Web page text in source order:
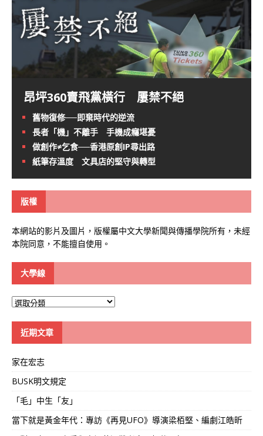
昂坪360賣飛黨橫行 屢禁不絕
舊物復修──即棄時代的逆流
長者「機」不離手 手機成癮堪憂
做創作≠乞食──香港原創IP尋出路
紙筆存溫度 文具店的堅守與轉型
版權
本網站的影片及圖片，版權屬中文大學新聞與傳播學院所有，未經
本院同意，不能擅自使用。
大學線
大
近期文章
家在宏志
BUSK明文規定
「毛」中生「友」
當下就是黃金年代：專訪《再見UFO》導演梁栢堅、編劇江皓昕